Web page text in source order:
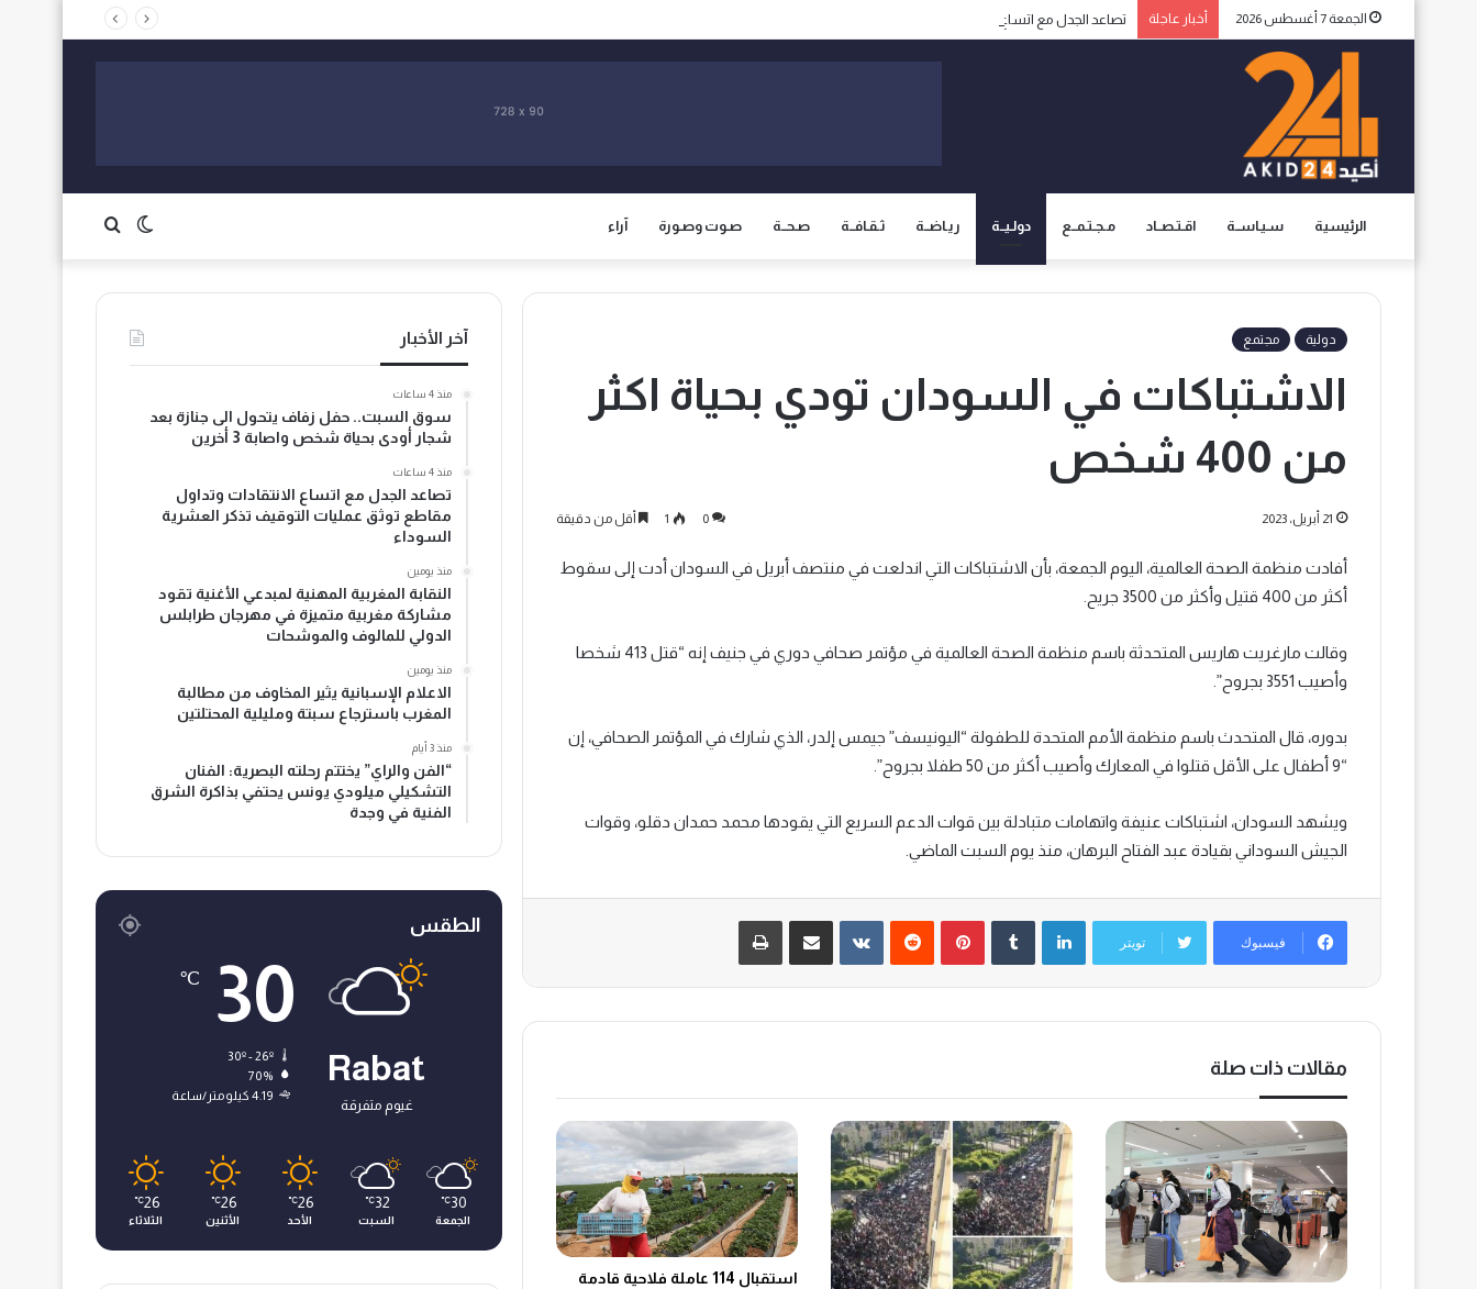
الجمعة 7 أغسطس 2026 أخبار عاجلة تصاعد الجدل مع اتساع الانتقادات وتداول مقاطع توثق عمليات التوقيف تذكر العشرية السوداء
الرئيسية سـيـاســة اقـتـصــاد مـجـتـمــع دولـيــة ريـاضــة ثـقـافــة صـحــة صـوت وصـورة آراء الوضع
المظلم
دولية مجتمع
الاشتباكات في السودان تودي بحياة اكثر
من 400 شخص
21 أبريل، 2023 0
1 أقل من دقيقة
أفادت منظمة الصحة العالمية، اليوم الجمعة، بأن الاشتباكات التي اندلعت في منتصف أبريل في السودان أدت إلى سقوط
أكثر من 400 قتيل وأكثر من 3500 جريح.
وقالت مارغريت هاريس المتحدثة باسم منظمة الصحة العالمية في مؤتمر صحافي دوري في جنيف إنه “قتل 413 شخصا
وأصيب 3551 بجروح”.
بدوره، قال المتحدث باسم منظمة الأمم المتحدة للطفولة “اليونيسف” جيمس إلدر، الذي شارك في المؤتمر الصحافي، إن
“9 أطفال على الأقل قتلوا في المعارك وأصيب أكثر من 50 طفلا بجروح”.
ويشهد السودان، اشتباكات عنيفة واتهامات متبادلة بين قوات الدعم السريع التي يقودها محمد حمدان دقلو، وقوات
الجيش السوداني بقيادة عبد الفتاح البرهان، منذ يوم السبت الماضي.
فيسبوك تويتر
لينكدإن بينتيريست ‏VKontakte
مقالات ذات صلة
استقبال 114 عاملة فلاحية قادمة
آخر الأخبار
منذ 4 ساعات
سوق السبت.. حفل زفاف يتحول الى جنازة بعد
شجار أودى بحياة شخص واصابة 3 أخرين
منذ 4 ساعات
تصاعد الجدل مع اتساع الانتقادات وتداول
مقاطع توثق عمليات التوقيف تذكر العشرية
السوداء
منذ يومين
النقابة المغربية المهنية لمبدعي الأغنية تقود
مشاركة مغربية متميزة في مهرجان طرابلس
الدولي للمالوف والموشحات
منذ يومين
الاعلام الإسبانية يثير المخاوف من مطالبة
المغرب باسترجاع سبتة ومليلية المحتلتين
منذ 3 أيام
“الفن والراي” يختتم رحلته البصرية: الفنان
التشكيلي ميلودي يونس يحتفي بذاكرة الشرق
الفنية في وجدة
الطقس
Rabat
غيوم متفرقة
30
℃
70%
4.19 كيلومتر/ساعة
30
℃
الجمعة
32
℃
السبت
26
℃
الأحد
26
℃
الأثنين
26
℃
الثلاثاء